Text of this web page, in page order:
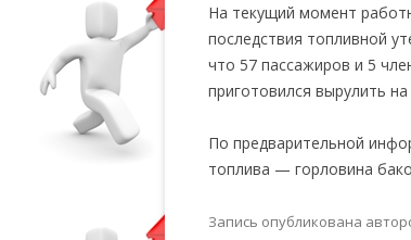
На текущий момент
последствия топливной
что 57 пассажиров и 5
приготовился вырулить
По предварительной
топлива — горловина
Запись опубликована